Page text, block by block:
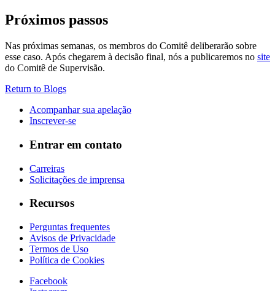
Próximos passos
Nas próximas semanas, os membros do Comitê deliberarão sobre
esse caso. Após chegarem à decisão final, nós a publicaremos no site
do Comitê de Supervisão.
Return to Blogs
Acompanhar sua apelação
Inscrever-se
Entrar em contato
Carreiras
Solicitações de imprensa
Recursos
Perguntas frequentes
Avisos de Privacidade
Termos de Uso
Política de Cookies
Facebook